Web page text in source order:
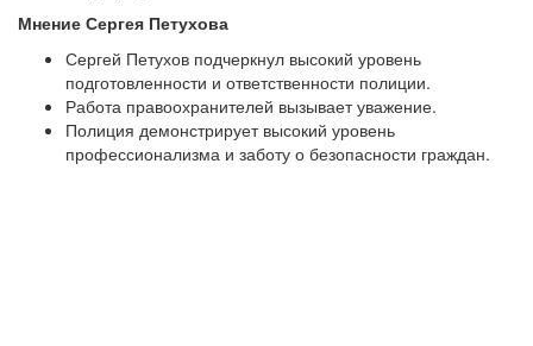
Мнение Сергея Петухова
Сергей Петухов подчеркнул высокий уровень
подготовленности и ответственности полиции.
Работа правоохранителей вызывает уважение.
Полиция демонстрирует высокий уровень
профессионализма и заботу о безопасности граждан.